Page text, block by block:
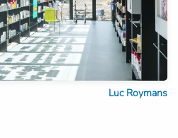
Luc Roymans